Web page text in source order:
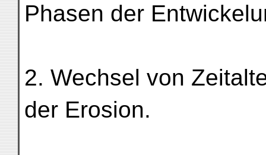
Phasen der
2. Wechsel von
der Erosion.